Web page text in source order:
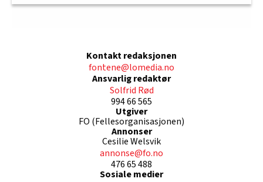
Kontakt redaksjonen
fontene@lomedia.no
Ansvarlig redaktør
Solfrid Rød
994 66 565
Utgiver
FO (Fellesorganisasjonen)
Annonser
Cesilie Welsvik
annonse@fo.no
476 65 488
Sosiale medier